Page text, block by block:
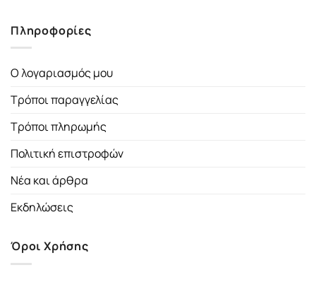
Πληροφορίες
Ο λογαριασμός μου
Τρόποι παραγγελίας
Τρόποι πληρωμής
Πολιτική επιστροφών
Νέα και άρθρα
Εκδηλώσεις
Όροι Χρήσης